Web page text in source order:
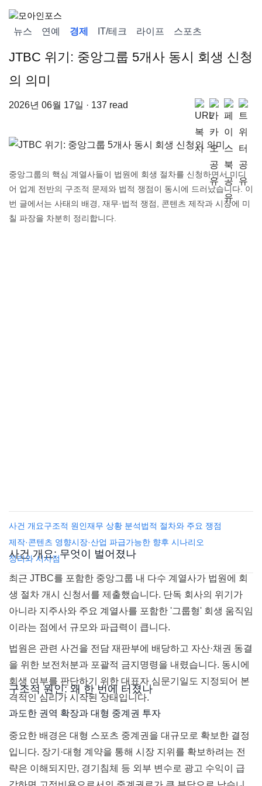
뉴스 연예 경제 IT/테크 라이프 스포츠
JTBC 위기: 중앙그룹 5개사 동시 회생 신청
의 의미
2026년 06월 17일 · 137 read
중앙그룹의 핵심 계열사들이 법원에 회생 절차를 신청하면서 미디
어 업계 전반의 구조적 문제와 법적 쟁점이 동시에 드러났습니다. 이
번 글에서는 사태의 배경, 재무·법적 쟁점, 콘텐츠 제작과 시장에 미
칠 파장을 차분히 정리합니다.
사건 개요구조적 원인재무 상황 분석법적 절차와 주요 쟁점
제작·콘텐츠 영향시장·산업 파급가능한 향후 시나리오
정리와 시사점
사건 개요: 무엇이 벌어졌나
최근 JTBC를 포함한 중앙그룹 내 다수 계열사가 법원에 회
생 절차 개시 신청서를 제출했습니다. 단독 회사의 위기가
아니라 지주사와 주요 계열사를 포함한 '그룹형' 회생 움직임
이라는 점에서 규모와 파급력이 큽니다.
법원은 관련 사건을 전담 재판부에 배당하고 자산·채권 동결
을 위한 보전처분과 포괄적 금지명령을 내렸습니다. 동시에
회생 여부를 판단하기 위한 대표자 심문기일도 지정되어 본
격적인 심리가 시작된 상태입니다.
구조적 원인: 왜 한 번에 터졌나
과도한 권역 확장과 대형 중계권 투자
중요한 배경은 대형 스포츠 중계권을 대규모로 확보한 결정
입니다. 장기·대형 계약을 통해 시장 지위를 확보하려는 전
략은 이해되지만, 경기침체 등 외부 변수로 광고 수익이 급